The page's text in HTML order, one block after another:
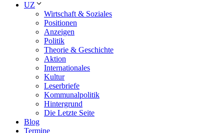
UZ
Wirtschaft & Soziales
Positionen
Anzeigen
Politik
Theorie & Geschichte
Aktion
Internationales
Kultur
Leserbriefe
Kommunalpolitik
Hintergrund
Die Letzte Seite
Blog
Termine